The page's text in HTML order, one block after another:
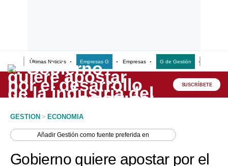
Últimas Noticias Empresas G Empresas G de Gestión
Lo último
Peru Quiosco SUSCRÍBETE
GESTION > ECONOMIA
AñadirGestión como fuente preferida en
Gobierno quiere apostar por el